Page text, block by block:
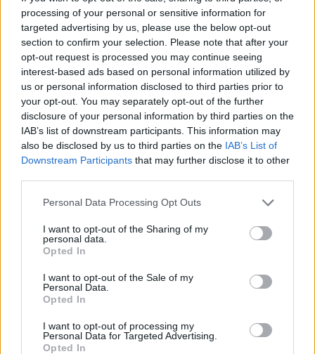
processing of your personal or sensitive information for
targeted advertising by us, please use the below opt-out
section to confirm your selection. Please note that after your
opt-out request is processed you may continue seeing
interest-based ads based on personal information utilized by
us or personal information disclosed to third parties prior to
your opt-out. You may separately opt-out of the further
disclosure of your personal information by third parties on the
IAB’s list of downstream participants. This information may
also be disclosed by us to third parties on the IAB’s List of
Downstream Participants that may further disclose it to other
Personal Data Processing Opt Outs
I want to opt-out of the Sharing of my
personal data.
Opted In
I want to opt-out of the Sale of my
Personal Data.
Opted In
I want to opt-out of processing my
Personal Data for Targeted Advertising.
Opted In
2023-12-20 18:00
II. Zsigmond tér 8.
MEGTEKINTEM A KATALÓGUST
Műgyűjtők Háza Kft.